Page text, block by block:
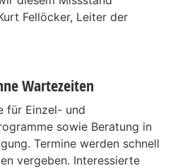
Fellöcker, Leiter der
Wartezeiten
für Einzel- und
sowie Beratung in
Termine werden schnell
vergeben. Interessierte